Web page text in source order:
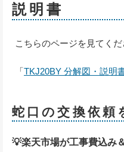
説明書
こちらのページを見てくだ
「TKJ20BY 分解図・説明
蛇口の交換依頼
💡楽天市場が工事費込み